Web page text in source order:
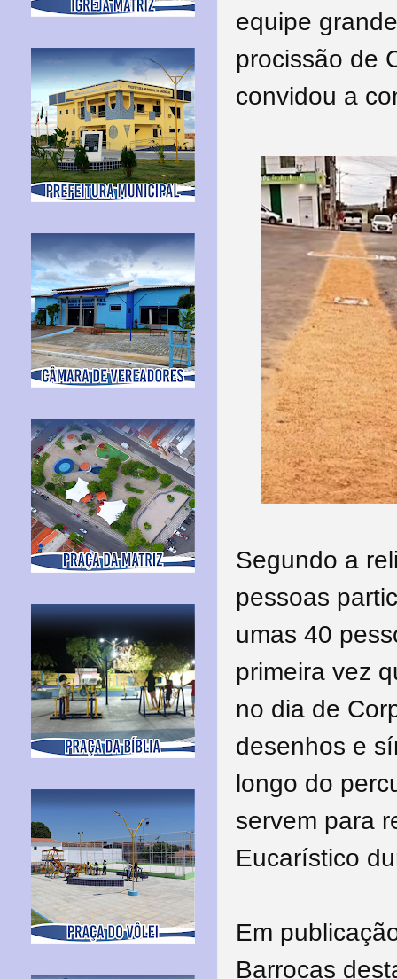
equipe
procissão de
convidou a
Segundo a
pessoas
umas 40
primeira vez
no dia de
desenhos e
longo do
servem para
Eucarístico
Em
Barrocas